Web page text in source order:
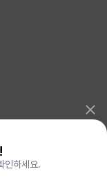
인하세요.